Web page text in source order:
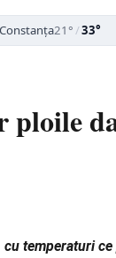
Constanța21°/33°
temperaturi